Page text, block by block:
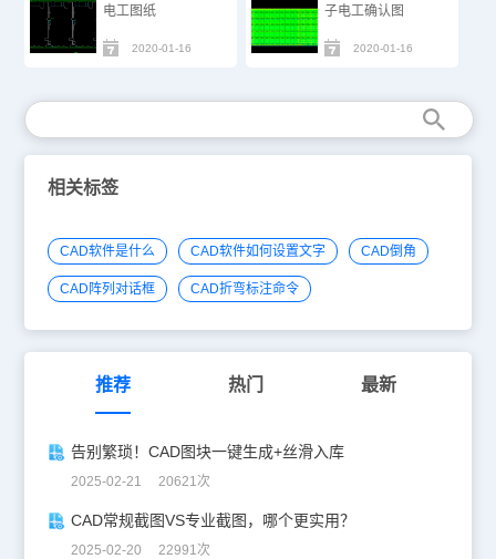
电工图纸
2020-01-16
子电工确认图
2020-01-16
相关标签
CAD软件是什么 CAD软件如何设置文字 CAD倒角
CAD阵列对话框 CAD折弯标注命令
推荐 热门 最新
告别繁琐！CAD图块一键生成+丝滑入库
2025-02-21 20621次
CAD常规截图VS专业截图，哪个更实用？
2025-02-20 22991次